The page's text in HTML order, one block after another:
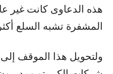
هذه الدعاوى كانت غير
المشفرة تشبه السلع
ولتحويل هذا الموقف